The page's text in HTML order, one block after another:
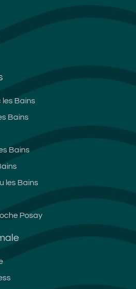
Bains
Bains
Bains
les Bains
Posay